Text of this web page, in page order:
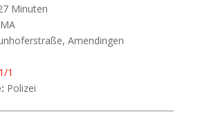
Minuten
Amendingen
1
Polizei